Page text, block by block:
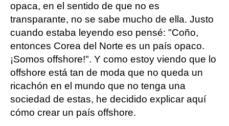
opaca, en el sentido de que no es
transparante, no se sabe mucho de ella. Justo
cuando estaba leyendo eso pensé: "Coño,
entonces Corea del Norte es un país opaco.
¡Somos offshore!". Y como estoy viendo que lo
offshore está tan de moda que no queda un
ricachón en el mundo que no tenga una
sociedad de estas, he decidido explicar aquí
cómo crear un país offshore.